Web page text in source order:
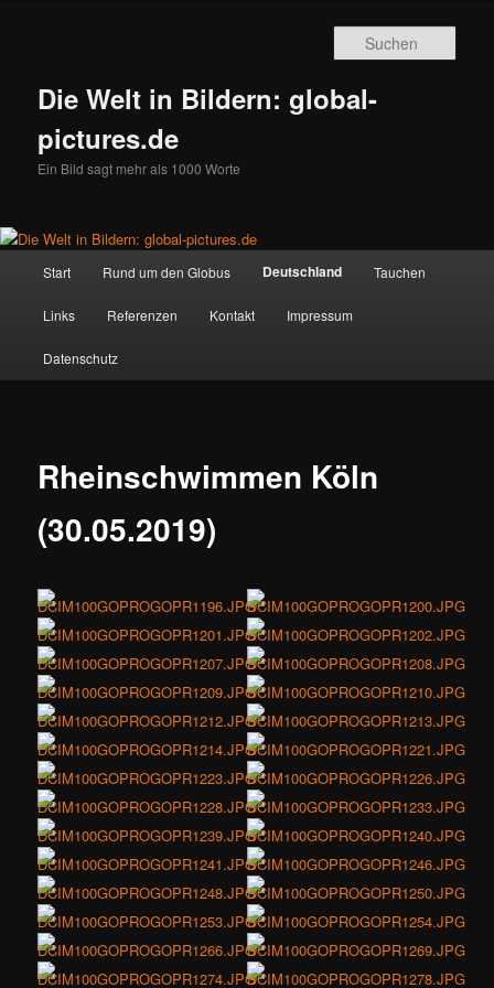
Die Welt in Bildern: global-
pictures.de
Ein Bild sagt mehr als 1000 Worte
Start Rund um den Globus Deutschland Tauchen
Links Referenzen Kontakt Impressum
Datenschutz
Rheinschwimmen Köln
(30.05.2019)